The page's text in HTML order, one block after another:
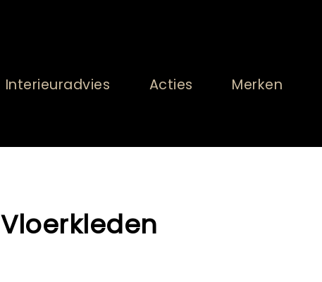
Interieuradvies Acties Merken
Vloerkleden